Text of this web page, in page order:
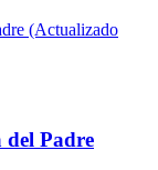
del Padre